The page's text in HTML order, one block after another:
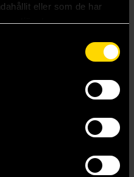
eller som de har
tjänster.
The Apothecary Diaries